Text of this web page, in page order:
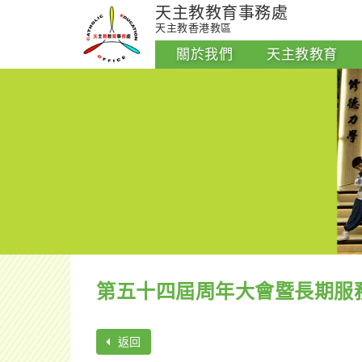
天主教教育事務處
天主教香港教區
關於我們 天主教教育
第五十四屆周年大會暨長期服
返回